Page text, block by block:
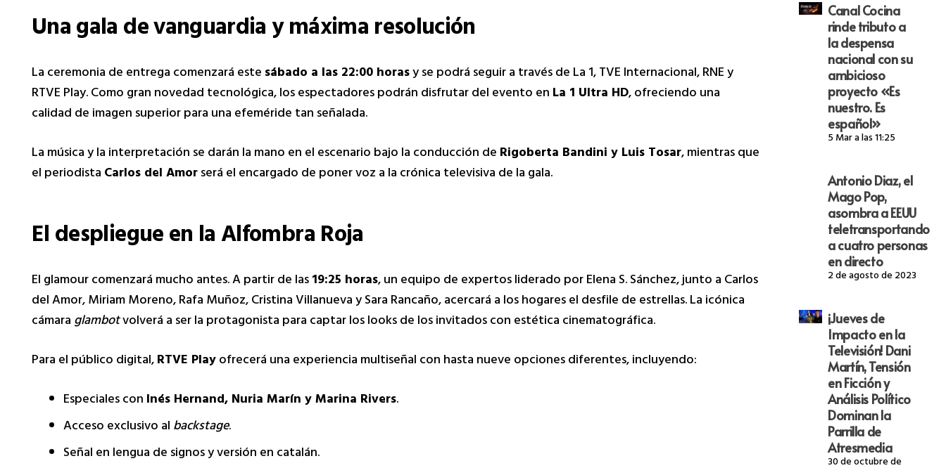
Una gala de vanguardia y máxima resolución
La ceremonia de entrega comenzará estesábado a las 22:00 horasy se podrá seguir a través de La 1, TVE Internacional, RNE y
RTVE Play. Como gran novedad tecnológica, los espectadores podrán disfrutar del evento enLa 1 Ultra HD, ofreciendo una
calidad de imagen superior para una efeméride tan señalada.
La música y la interpretación se darán la mano en el escenario bajo la conducción deRigoberta Bandini y Luis Tosar, mientras que
el periodistaCarlos del Amorserá el encargado de poner voz a la crónica televisiva de la gala.
El despliegue en la Alfombra Roja
El glamour comenzará mucho antes. A partir de las19:25 horas, un equipo de expertos liderado por Elena S. Sánchez, junto a Carlos
del Amor, Miriam Moreno, Rafa Muñoz, Cristina Villanueva y Sara Rancaño, acercará a los hogares el desfile de estrellas. La icónica
cámaraglambotvolverá a ser la protagonista para captar los looks de los invitados con estética cinematográfica.
Para el público digital,RTVE Playofrecerá una experiencia multiseñal con hasta nueve opciones diferentes, incluyendo:
Especiales conInés Hernand, Nuria Marín y Marina Rivers.
Acceso exclusivo albackstage.
Señal en lengua de signos y versión en catalán.
Canal Cocina
rinde tributo a
la despensa
nacional con su
ambicioso
proyecto «Es
nuestro. Es
español»
5 Mar a las 11:25
Antonio Diaz, el
Mago Pop,
asombra a EEUU
teletransportando
a cuatro personas
en directo
2 de agosto de 2023
¡Jueves de
Impacto en la
Televisión! Dani
Martín, Tensión
en Ficción y
Análisis Político
Dominan la
Parrilla de
Atresmedia
30 de octubre de